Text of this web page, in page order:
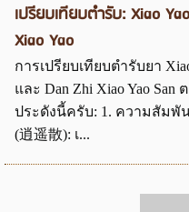
เปรียบเทียบตำรับ: Xiao
Xiao Yao
การเปรียบเทียบตำรับยา Xiao
และ Dan Zhi Xiao Yao
ประดังนี้ครับ: 1. ความสัมพัน
(逍遥散): เ...